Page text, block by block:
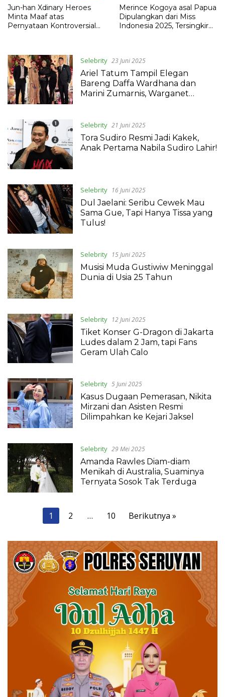
Jun-han Xdinary Heroes
Minta Maaf atas
Pernyataan Kontroversial
Merince Kogoya asal Papua
Dipulangkan dari Miss
Indonesia 2025, Tersingkir
Selebrity 23 Juni 2025
Ariel Tatum Tampil Elegan
Bareng Daffa Wardhana dan
Marini Zumarnis, Warganet
Selebrity 21 Juni 2025
Tora Sudiro Resmi Jadi Kakek,
Anak Pertama Nabila Sudiro Lahir!
Selebrity 16 Juni 2025
Dul Jaelani: Seribu Cewek Mau
Sama Gue, Tapi Hanya Tissa yang
Tulus!
Selebrity 15 Juni 2025
Musisi Muda Gustiwiw Meninggal
Dunia di Usia 25 Tahun
Selebrity 12 Juni 2025
Tiket Konser G-Dragon di Jakarta
Ludes dalam 2 Jam, tapi Fans
Geram Ulah Calo
Selebrity 5 Juni 2025
Kasus Dugaan Pemerasan, Nikita
Mirzani dan Asisten Resmi
Dilimpahkan ke Kejari Jaksel
Selebrity 29 Mei 2025
Amanda Rawles Diam-diam
Menikah di Australia, Suaminya
Ternyata Sosok Tak Terduga
Paginasi1 2 … 10 Berikutnya »